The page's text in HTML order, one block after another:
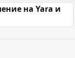
на Yara и